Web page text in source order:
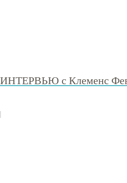
ИНТЕРВЬЮ с Клеменс